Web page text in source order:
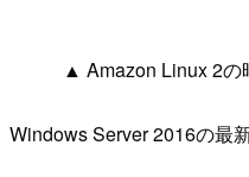
▲ Amazon Linux 2の
Windows Server 2016の最